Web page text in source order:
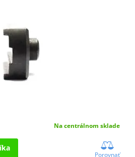
Na centrálnom sklade
Porovnať